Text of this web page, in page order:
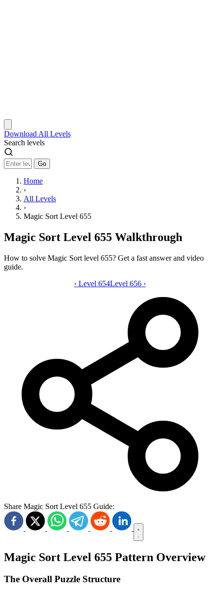
Download All Levels
Search levels
Go
Home
›
All Levels
›
Magic Sort Level 655
Magic Sort Level 655 Walkthrough
How to solve Magic Sort level 655? Get a fast answer and video
guide.
Magic Sort level 655 video guide
‹ Level 654Level 656 ›
Share Magic Sort Level 655 Guide:
Magic Sort Level 655 Pattern Overview
The Overall Puzzle Structure